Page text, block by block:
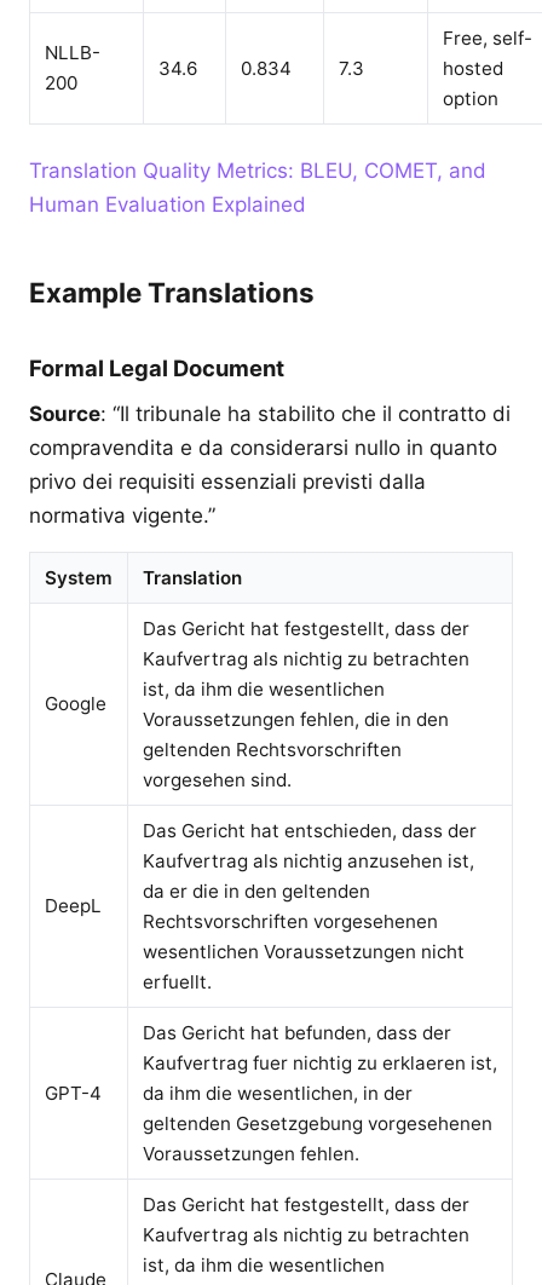
NLLB-
200
34.6 0.834 7.3
Free, self-
hosted
option
Translation Quality Metrics: BLEU, COMET, and
Human Evaluation Explained
Example Translations
Formal Legal Document
Source: “Il tribunale ha stabilito che il contratto di
compravendita e da considerarsi nullo in quanto
privo dei requisiti essenziali previsti dalla
normativa vigente.”
System Translation
Google
Das Gericht hat festgestellt, dass der
Kaufvertrag als nichtig zu betrachten
ist, da ihm die wesentlichen
Voraussetzungen fehlen, die in den
geltenden Rechtsvorschriften
vorgesehen sind.
DeepL
Das Gericht hat entschieden, dass der
Kaufvertrag als nichtig anzusehen ist,
da er die in den geltenden
Rechtsvorschriften vorgesehenen
wesentlichen Voraussetzungen nicht
erfuellt.
GPT-4
Das Gericht hat befunden, dass der
Kaufvertrag fuer nichtig zu erklaeren ist,
da ihm die wesentlichen, in der
geltenden Gesetzgebung vorgesehenen
Voraussetzungen fehlen.
Claude
Das Gericht hat festgestellt, dass der
Kaufvertrag als nichtig zu betrachten
ist, da ihm die wesentlichen